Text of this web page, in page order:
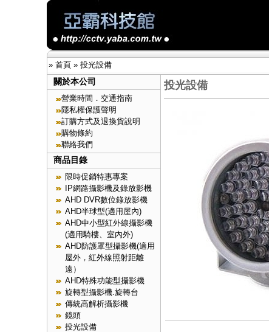
» 首頁» 投光設備
關於本公司
營業時間．交通指南
隱私權保護聲明
訂購方式及退換貨說明
購物條約
聯絡我們
商品目錄
限時促銷特惠專案
IP網路攝影機及錄放影機
AHD DVR數位錄放影機
AHD半球型(適用屋內)
AHD中小型紅外線攝影機
(適用騎樓、室內外)
AHD防護罩型攝影機(適用
屋外，紅外線照射距離
遠）
AHD特殊功能型攝影機
旋轉型攝影機.旋轉台
傳統高解析攝影機
鏡頭
投光設備
投光設備